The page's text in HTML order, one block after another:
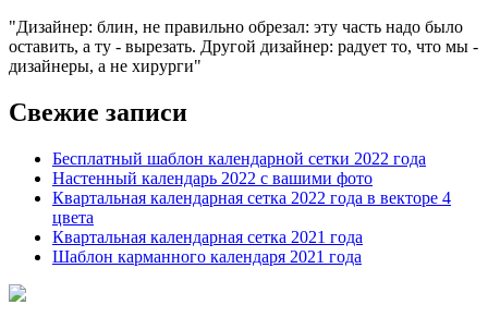
Дизайнер: блин, не правильно обрезал: эту часть надо было
оставить, а ту - вырезать. Другой дизайнер: радует то, что мы -
дизайнеры, а не хирурги
Свежие записи
Бесплатный шаблон календарной сетки 2022 года
Настенный календарь 2022 с вашими фото
Квартальная календарная сетка 2022 года в векторе 4
цвета
Квартальная календарная сетка 2021 года
Шаблон карманного календаря 2021 года